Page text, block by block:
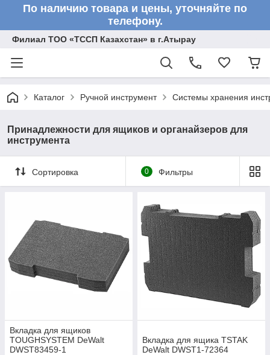
По наличию товара и цены, уточняйте по
телефону.
Филиал ТОО «ТССП Казахстан» в г.Атырау
Каталог Ручной инструмент Системы хранения
Принадлежности для ящиков и органайзеров для
инструмента
Сортировка 0 Фильтры
Вкладка для ящиков
TOUGHSYSTEM DeWalt
DWST83459-1
Вкладка для ящика TSTAK
DeWalt DWST1-72364